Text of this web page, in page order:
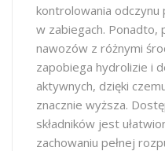
kontrolowania
w zabiegach. Ponadto,
nawozów z różnymi
zapobiega hydrolizie i
aktywnych, dzięki
znacznie wyższa.
składników jest
zachowaniu pełnej